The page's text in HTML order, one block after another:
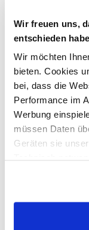
Wir freuen uns,
entschieden
Wir möchten
bieten. Cookies
bei, dass die
Performance im
Werbung
müssen Daten
Geräten sie
werden, werden
Fall gesetzt.
Trackingzwecke
Schneller
Kostenfreie
Kostenlose
Damen